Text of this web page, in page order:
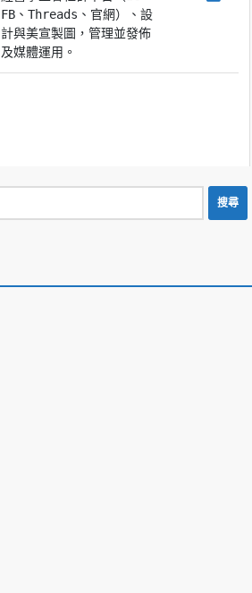
FB、Threads、官網）、設
計與美宣製圖，管理並發佈
及媒體運用。